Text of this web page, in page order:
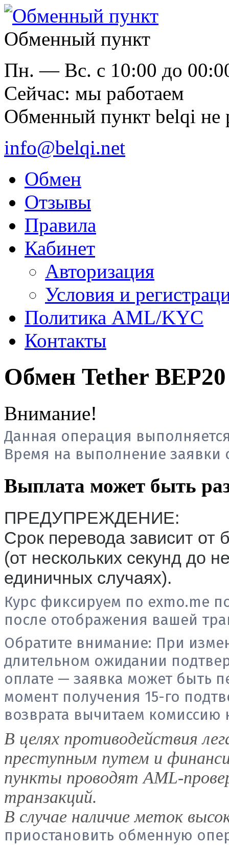
Обменный пункт
Пн. — Вс. с 10:00 до
Cейчас: мы работаем
Обменный пункт belqi не
info@belqi.net
Обмен
Отзывы
Правила
Кабинет
Авторизация
Условия и
Политика AML/KYC
Контакты
Обмен Tether
Внимание!
Данная операция
Время на выполнение заявки
Выплата может быть
ПРЕДУПРЕЖДЕНИЕ:
Срок перевода зависит от
(от нескольких секунд до
единичных случаях).
Курс фиксируем по exmo.me
после отображения вашей
Обратите внимание: При
длительном ожидании
оплате — заявка может быть
момент получения 15-го
возврата вычитаем
В целях противодействия
преступным путем и
пункты проводят AML-
транзакций.
В случае наличие меток
приостановить обменную